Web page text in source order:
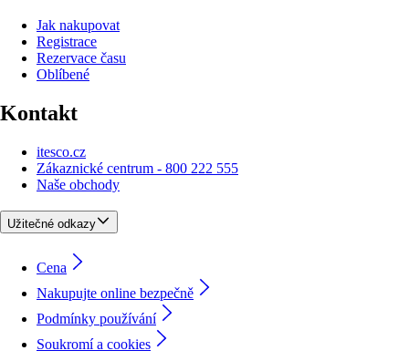
Jak nakupovat
Registrace
Rezervace času
Oblíbené
Kontakt
itesco.cz
Zákaznické centrum - 800 222 555
Naše obchody
Užitečné odkazy
Cena
Nakupujte online bezpečně
Podmínky používání
Soukromí a cookies